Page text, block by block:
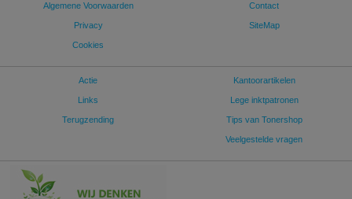
Algemene Voorwaarden
Privacy
Cookies
Contact
SiteMap
Actie
Links
Terugzending
Kantoorartikelen
Lege inktpatronen
Tips van Tonershop
Veelgestelde vragen